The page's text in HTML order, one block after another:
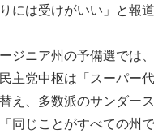
には受けがいい」と報
ジニア州の予備選では
主党中枢は「スーパー
え、多数派のサンダー
同じことがすべての州